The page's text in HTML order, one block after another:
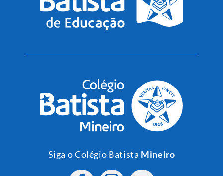
Siga o Colégio Batista Mineiro